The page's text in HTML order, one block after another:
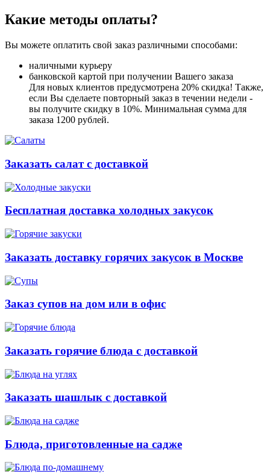
Какие методы оплаты?
Вы можете оплатить свой заказ различными способами:
наличными курьеру
банковской картой при получении Вашего заказа
Для новых клиентов предусмотрена 20% скидка! Также,
если Вы сделаете повторный заказ в течении недели -
вы получите скидку в 10%. Минимальная сумма для
заказа 1200 рублей.
Заказать салат с доставкой
Бесплатная доставка холодных закусок
Заказать доставку горячих закусок в Москве
Заказ супов на дом или в офис
Заказать горячие блюда с доставкой
Заказать шашлык с доставкой
Блюда, приготовленные на садже